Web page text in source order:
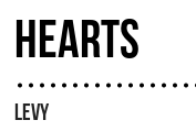
HEARTS
LEVY